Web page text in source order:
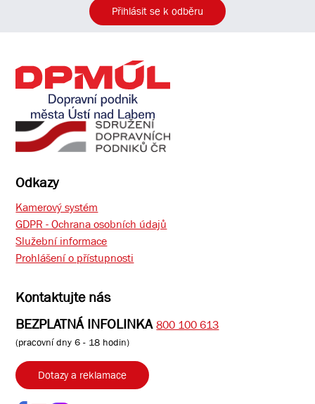
Přihlásit se k odběru
Odkazy
Kamerový systém
GDPR - Ochrana osobních údajů
Služební informace
Prohlášení o přístupnosti
Kontaktujte nás
BEZPLATNÁ INFOLINKA 800 100 613
(pracovní dny 6 - 18 hodin)
Dotazy a reklamace